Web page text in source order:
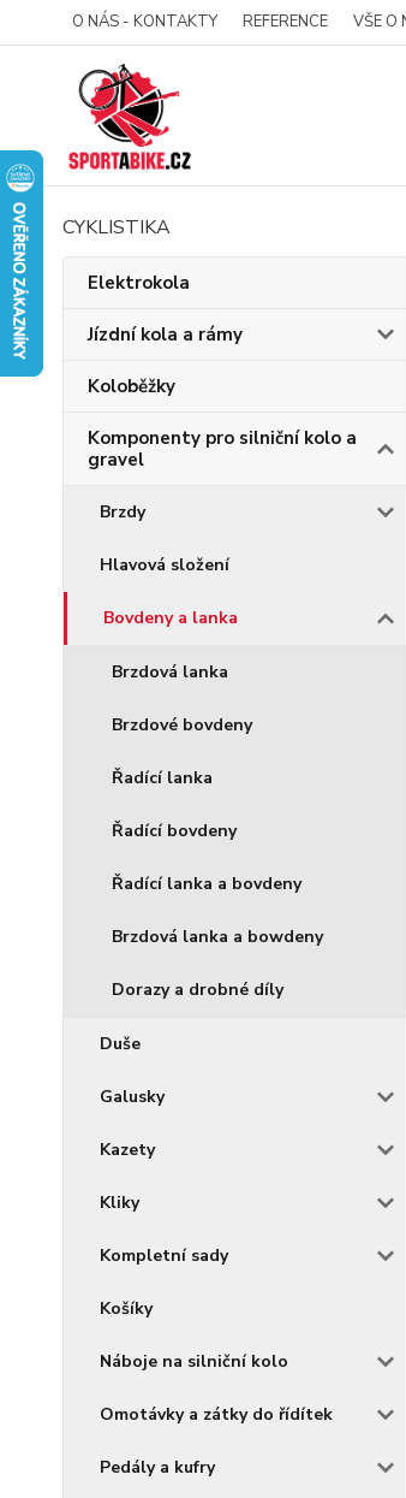
O NÁS - KONTAKTY REFERENCE VŠE O
CYKLISTIKA
Elektrokola
Jízdní kola a rámy
Koloběžky
Komponenty pro silniční kolo a
gravel
Brzdy
Hlavová složení
Bovdeny a lanka
Brzdová lanka
Brzdové bovdeny
Řadící lanka
Řadící bovdeny
Řadící lanka a bovdeny
Brzdová lanka a bowdeny
Dorazy a drobné díly
Duše
Galusky
Kazety
Kliky
Kompletní sady
Košíky
Náboje na silniční kolo
Omotávky a zátky do řídítek
Pedály a kufry